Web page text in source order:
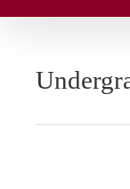
뛰